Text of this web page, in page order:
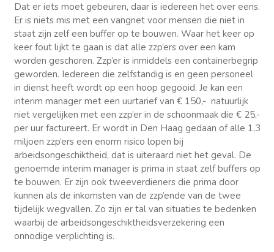
Dat er iets moet gebeuren, daar is iedereen het over eens.
Er is niets mis met een vangnet voor mensen die niet in
staat zijn zelf een buffer op te bouwen. Waar het keer op
keer fout lijkt te gaan is dat alle zzp’ers over een kam
worden geschoren. Zzp’er is inmiddels een containerbegrip
geworden. Iedereen die zelfstandig is en geen personeel
in dienst heeft wordt op een hoop gegooid. Je kan een
interim manager met een uurtarief van € 150,- natuurlijk
niet vergelijken met een zzp’er in de schoonmaak die € 25,-
per uur factureert. Er wordt in Den Haag gedaan of alle 1,3
miljoen zzp’ers een enorm risico lopen bij
arbeidsongeschiktheid, dat is uiteraard niet het geval. De
genoemde interim manager is prima in staat zelf buffers op
te bouwen. Er zijn ook tweeverdieners die prima door
kunnen als de inkomsten van de zzp’ende van de twee
tijdelijk wegvallen. Zo zijn er tal van situaties te bedenken
waarbij de arbeidsongeschiktheidsverzekering een
onnodige verplichting is.